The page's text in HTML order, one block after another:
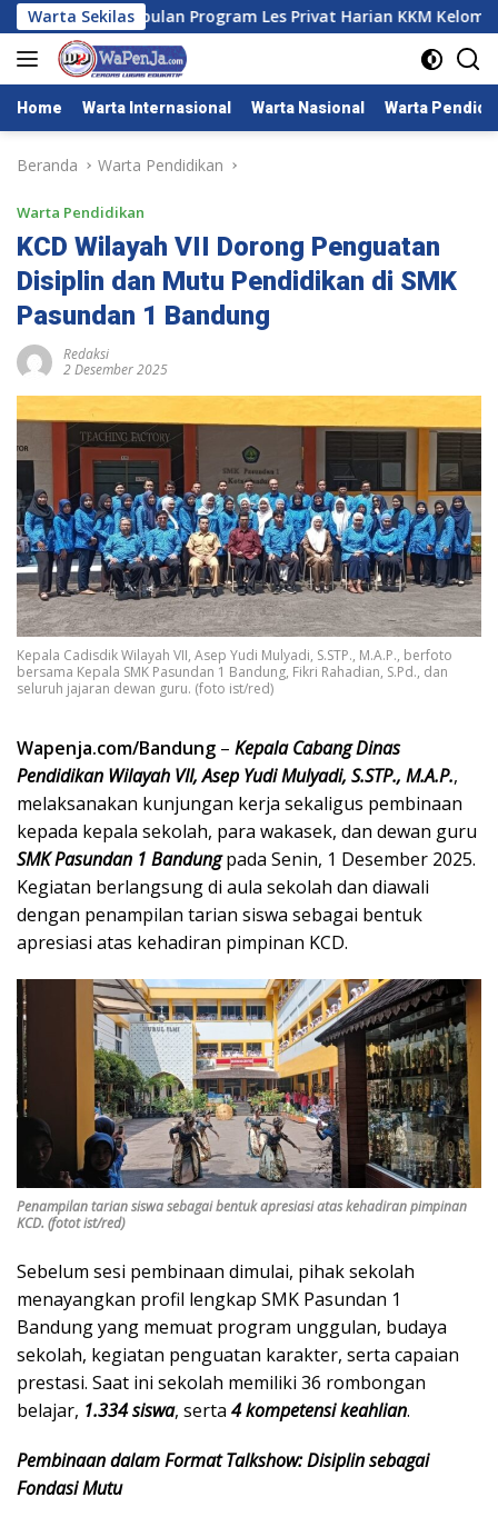
Langsung
ke
konten
Warta Sekilas
Les Privat Harian KKM Kelompok 7 Universitas
Home Warta Internasional Warta Nasional Warta
Beranda Warta Pendidikan
Warta Pendidikan
KCD Wilayah VII Dorong Penguatan
Disiplin dan Mutu Pendidikan di SMK
Pasundan 1 Bandung
Redaksi
2 Desember 2025
Kepala Cadisdik Wilayah VII, Asep Yudi Mulyadi, S.STP., M.A.P., berfoto
bersama Kepala SMK Pasundan 1 Bandung, Fikri Rahadian, S.Pd., dan
seluruh jajaran dewan guru. (foto ist/red)
Wapenja.com/Bandung – Kepala Cabang Dinas
Pendidikan Wilayah VII, Asep Yudi Mulyadi, S.STP., M.A.P.,
melaksanakan kunjungan kerja sekaligus pembinaan
kepada kepala sekolah, para wakasek, dan dewan guru
SMK Pasundan 1 Bandungpada Senin, 1 Desember 2025.
Kegiatan berlangsung di aula sekolah dan diawali
dengan penampilan tarian siswa sebagai bentuk
apresiasi atas kehadiran pimpinan KCD.
Penampilan tarian siswa sebagai bentuk apresiasi atas kehadiran pimpinan
KCD. (fotot ist/red)
Sebelum sesi pembinaan dimulai, pihak sekolah
menayangkan profil lengkap SMK Pasundan 1
Bandung yang memuat program unggulan, budaya
sekolah, kegiatan penguatan karakter, serta capaian
prestasi. Saat ini sekolah memiliki 36 rombongan
belajar, 1.334 siswa, serta 4 kompetensi keahlian.
Pembinaan dalam Format Talkshow: Disiplin sebagai
Fondasi Mutu